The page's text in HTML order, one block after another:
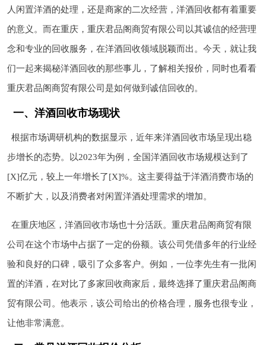
人闲置洋酒的处理，还是商家的二次经营，洋酒回收都有着重要
的意义。而在重庆，重庆君品阁商贸有限公司以其诚信的经营理
念和专业的回收服务，在洋酒回收领域脱颖而出。今天，就让我
们一起来揭秘洋酒回收的那些事儿，了解相关报价，同时也看看
重庆君品阁商贸有限公司是如何做到诚信回收的。
一、洋酒回收市场现状
根据市场调研机构的数据显示，近年来洋酒回收市场呈现出稳
步增长的态势。以2023年为例，全国洋酒回收市场规模达到了
[X]亿元，较上一年增长了[X]%。这主要得益于洋酒消费市场的
不断扩大，以及消费者对闲置洋酒处理需求的增加。
在重庆地区，洋酒回收市场也十分活跃。重庆君品阁商贸有限
公司在这个市场中占据了一定的份额。该公司凭借多年的行业经
验和良好的口碑，吸引了众多客户。例如，一位李先生有一批闲
置的洋酒，在对比了多家回收商家后，最终选择了重庆君品阁商
贸有限公司。他表示，该公司给出的价格合理，服务也很专业，
让他非常满意。